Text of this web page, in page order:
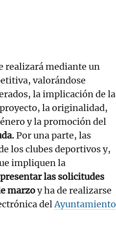
realizará mediante un
valorándose
la implicación de la
la originalidad,
y la promoción del
Por una parte, las
los clubes deportivos y,
impliquen la
las solicitudes
marzoy ha de realizarse
delAyuntamiento